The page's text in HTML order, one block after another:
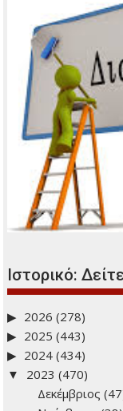
Πρόσφατα
Μικρά και
Ο Κώστας Χατζής
Αφιέρωμα στα 90
Ξυλούρη
Νέο Κληρονομικό
Οι δήμοι αποκτούν
γέννησης